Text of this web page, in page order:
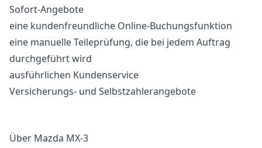
Sofort-Angebote
eine kundenfreundliche Online-Buchungsfunktion
eine manuelle Teileprüfung, die bei jedem Auftrag
durchgeführt wird
ausführlichen Kundenservice
Versicherungs- und Selbstzahlerangebote
Über Mazda MX-3